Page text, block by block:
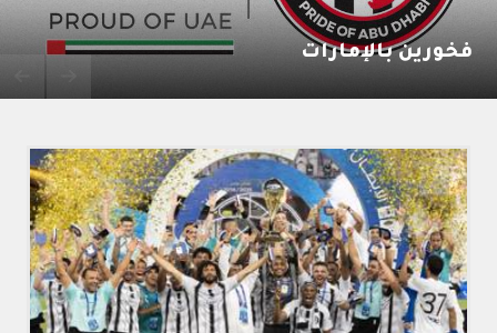
فخورين بالإمارات
الجزيرة
بطلا
لكأس
مصرف
أبو
ظبي
الإسلامي
2024-
2025